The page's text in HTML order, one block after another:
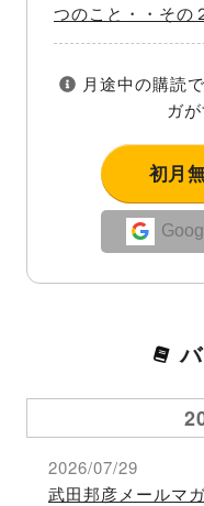
つのこと・・その
月途中の購読
ガ
初月
2026/07/29
武田邦彦メールマ